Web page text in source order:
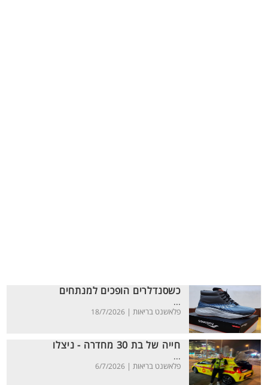
כשסנדלרים הופכים למנתחים
...
פלאשנט בריאות | 18/7/2026
חייה של בת 30 מחדרה - ניצלו
...
פלאשנט בריאות | 6/7/2026